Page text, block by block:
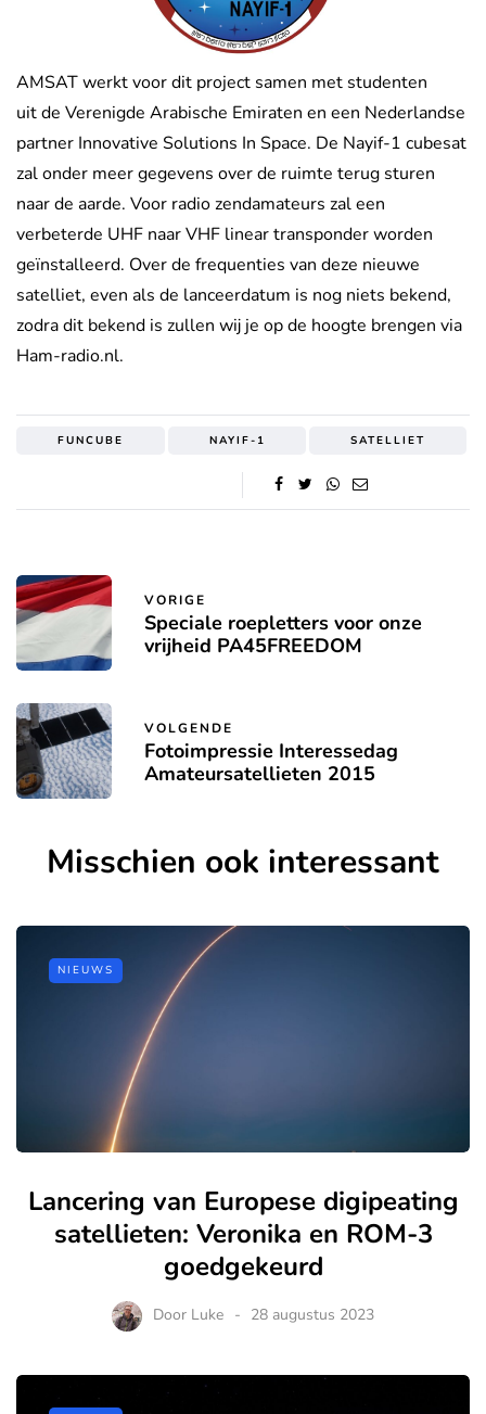
AMSAT werkt voor dit project samen met studenten
uit de Verenigde Arabische Emiraten en een Nederlandse
partner Innovative Solutions In Space. De Nayif-1 cubesat
zal onder meer gegevens over de ruimte terug sturen
naar de aarde. Voor radio zendamateurs zal een
verbeterde UHF naar VHF linear transponder worden
geïnstalleerd. Over de frequenties van deze nieuwe
satelliet, even als de lanceerdatum is nog niets bekend,
zodra dit bekend is zullen wij je op de hoogte brengen via
Ham-radio.nl.
FUNCUBE NAYIF-1 SATELLIET
VORIGE
Speciale roepletters voor onze
vrijheid PA45FREEDOM
VOLGENDE
Fotoimpressie Interessedag
Amateursatellieten 2015
Misschien ook interessant
NIEUWS
Lancering van Europese digipeating
satellieten: Veronika en ROM-3
goedgekeurd
Door Luke 28 augustus 2023